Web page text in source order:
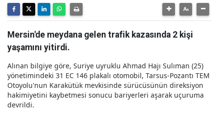
Mersin'de meydana gelen trafik kazasında 2 kişi
yaşamını yitirdi.
Alınan bilgiye göre, Suriye uyruklu Ahmad Hajı Sulıman (25)
yönetimindeki 31 EC 146 plakalı otomobil, Tarsus-Pozantı TEM
Otoyolu'nun Karakütük mevkisinde sürücüsünün direksiyon
hakimiyetini kaybetmesi sonucu bariyerleri aşarak uçuruma
devrildi.